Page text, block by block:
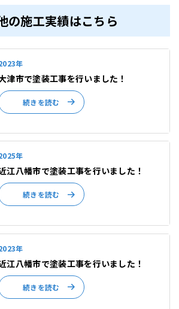
の施工実績はこちら
年
津市で塗装工事を行いました！
続きを読む
年
江八幡市で塗装工事を行いました！
続きを読む
年
江八幡市で塗装工事を行いました！
続きを読む